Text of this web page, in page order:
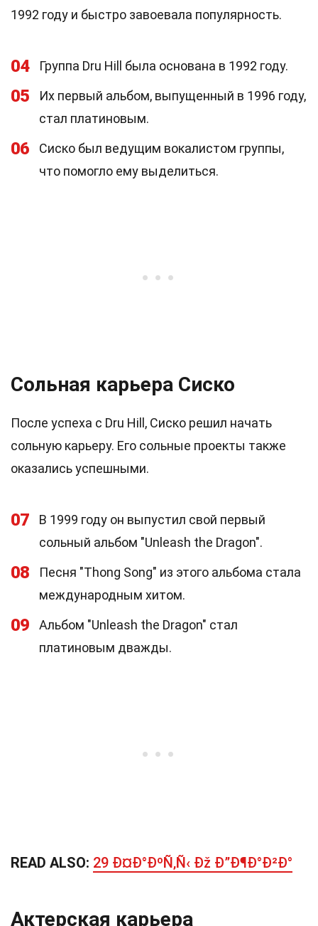
1992 году и быстро завоевала популярность.
04 Группа Dru Hill была основана в 1992 году.
05
Их первый альбом, выпущенный в 1996 году,
стал платиновым.
06
Сиско был ведущим вокалистом группы,
что помогло ему выделиться.
Сольная карьера Сиско
После успеха с Dru Hill, Сиско решил начать
сольную карьеру. Его сольные проекты также
оказались успешными.
07
В 1999 году он выпустил свой первый
сольный альбом "Unleash the Dragon".
08
Песня "Thong Song" из этого альбома стала
международным хитом.
09
Альбом "Unleash the Dragon" стал
платиновым дважды.
READ ALSO: 29 Ð¤Ð°ÐºÑ‚Ñ‹ Ðž Ð”Ð¶Ð°Ð²Ð°
Актерская карьера